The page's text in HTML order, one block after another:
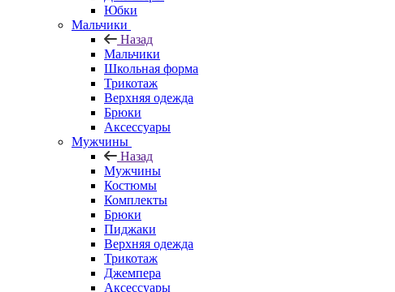
Юбки
Мальчики
Назад
Мальчики
Школьная форма
Трикотаж
Верхняя одежда
Брюки
Аксессуары
Мужчины
Назад
Мужчины
Костюмы
Комплекты
Брюки
Пиджаки
Верхняя одежда
Трикотаж
Джемпера
Аксессуары